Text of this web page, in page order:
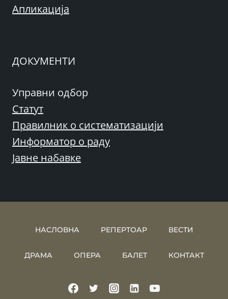
Апликација
ДОКУМЕНТИ
Управни одбор
Статут
Правилник о систематизацији
Информатор о раду
Јавне набавке
НАСЛОВНА РЕПЕРТОАР ВЕСТИ
ДРАМА ОПЕРА БАЛЕТ КОНТАКТ